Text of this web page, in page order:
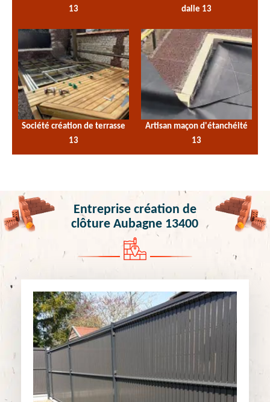
13
dalle 13
Société création de terrasse
13
Artisan maçon d'étanchéité
13
Entreprise création de
clôture Aubagne 13400